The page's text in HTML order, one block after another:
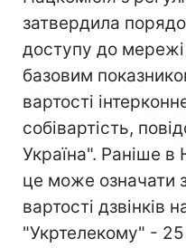
затвердила
доступу до мережі
базовим
вартості
собівартість,
Україна". Раніше
це може означати
вартості дзвінків
"Укртелекому" - 25